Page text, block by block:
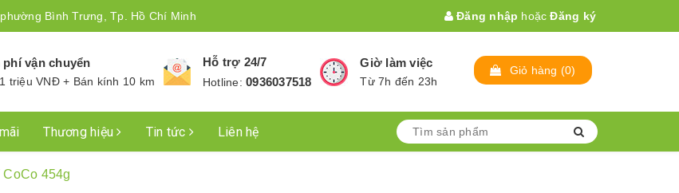
Bình Trưng, Tp. Hồ Chí Minh Đăng nhập hoặc Đăng ký
phí vận chuyển
triệu VNĐ + Bán kính 10 km
Hỗ trợ 24/7
Hotline:0936037518
Giờ làm việc
Từ 7h đến 23h
Giỏ hàng (0)
Thương hiệu Tin tức Liên hệ
454g